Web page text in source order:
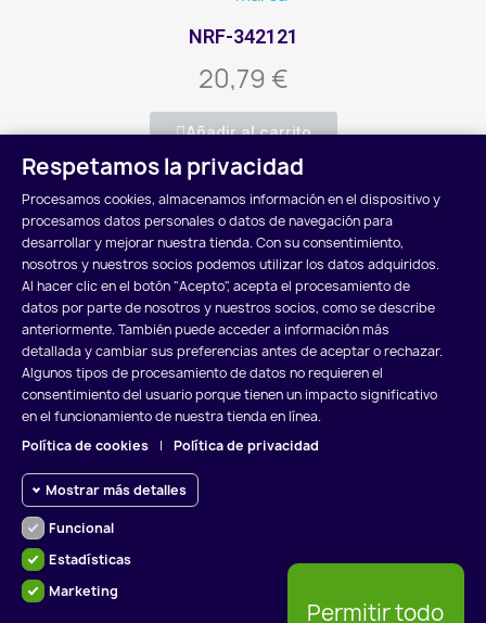
NRF-342121
20,79 €
Añadir al carrito
Mostrando 1-1 de 1 artículo(s)
Volver arriba
POLÍTICA DE COOKIES
POLÍTICA DE PRIVACIDAD
AVISO LEGAL
RADIADORES VALLADOLID S.L.
Respetamos la privacidad
Procesamos cookies, almacenamos información en el dispositivo y
procesamos datos personales o datos de navegación para
desarrollar y mejorar nuestra tienda. Con su consentimiento,
nosotros y nuestros socios podemos utilizar los datos adquiridos.
Al hacer clic en el botón "Acepto", acepta el procesamiento de
datos por parte de nosotros y nuestros socios, como se describe
anteriormente. También puede acceder a información más
detallada y cambiar sus preferencias antes de aceptar o rechazar.
Algunos tipos de procesamiento de datos no requieren el
consentimiento del usuario porque tienen un impacto significativo
en el funcionamiento de nuestra tienda en línea.
Política de cookies
| Política de privacidad
Mostrar más detalles
Funcional
Cookies requeridas y HttpOnly:
navegar por el sitio web y usar sus
Cookies
Funcional
Estadísticas
Marketing
Permitir todo